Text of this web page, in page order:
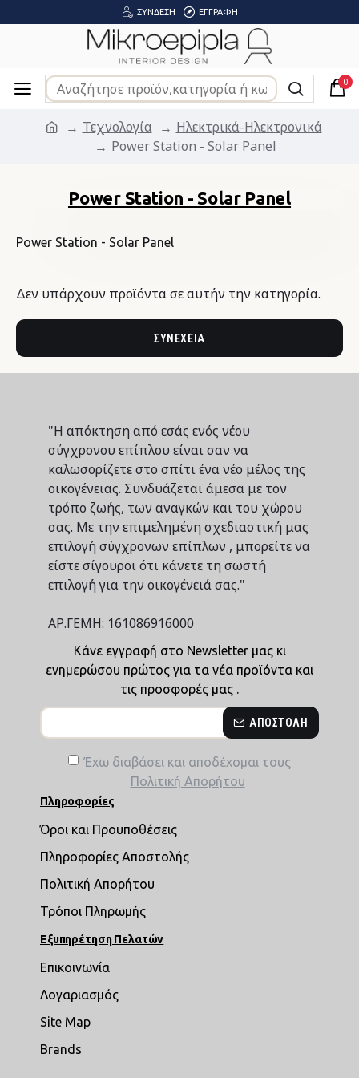
ΣΎΝΔΕΣΗ ΕΓΓΡΑΦΉ
0
Τεχνολογία
Ηλεκτρικά-Ηλεκτρονικά
Power Station - Solar Panel
Power Station - Solar Panel
Power Station - Solar Panel
Δεν υπάρχουν προϊόντα σε αυτήν την κατηγορία.
ΣΥΝΈΧΕΙΑ
"Η απόκτηση από εσάς ενός νέου
σύγχρονου επίπλου είναι σαν να
καλωσορίζετε στο σπίτι ένα νέο μέλος της
οικογένειας. Συνδυάζεται άμεσα με τον
τρόπο ζωής, των αναγκών και του χώρου
σας. Με την επιμελημένη σχεδιαστική μας
επιλογή σύγχρονων επίπλων , μπορείτε να
είστε σίγουροι ότι κάνετε τη σωστή
επιλογή για την οικογένειά σας."
ΑΡ.ΓΕΜΗ: 161086916000
Κάνε εγγραφή στο Newsletter μας κι
ενημερώσου πρώτος για τα νέα προϊόντα και
τις προσφορές μας .
ΑΠΟΣΤΟΛΉ
Έχω διαβάσει και αποδέχομαι τους
Πολιτική Απορήτου
Πληροφορίες
Όροι και Προυποθέσεις
Πληροφορίες Αποστολής
Πολιτική Απορήτου
Τρόποι Πληρωμής
Εξυπηρέτηση Πελατών
Επικοινωνία
Λογαριασμός
Site Map
Brands